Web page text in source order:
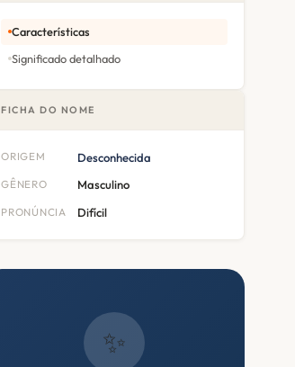
Características
Significado detalhado
FICHA DO NOME
ORIGEM Desconhecida
GÊNERO Masculino
PRONÚNCIA Difícil
✨